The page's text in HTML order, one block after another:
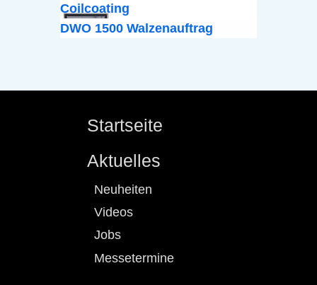
Coilcoating
DWO 1500 Walzenauftrag
Startseite
Aktuelles
Neuheiten
Videos
Jobs
Messetermine